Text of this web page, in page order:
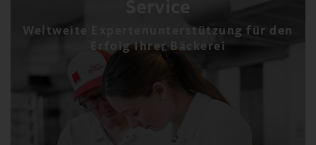
Weltweite Expertenunterstützung für den
Erfolg Ihrer Bäckerei